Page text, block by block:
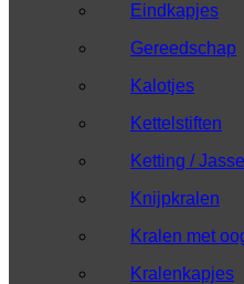
Eindkapjes
Gereedschap
Kalotjes
Kettelstiften
Ketting /
Knijpkralen
Kralen met
Kralenkapjes